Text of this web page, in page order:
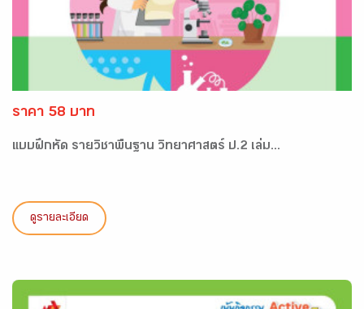
ราคา 58 บาท
แบบฝึกหัด รายวิชาพื้นฐาน วิทยาศาสตร์ ป.2 เล่ม...
ดูรายละเอียด